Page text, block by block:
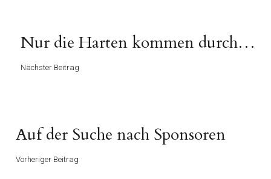
Beitragsnavigation
Nächster
Beitrag
Nur die Harten kommen durch…
Nächster Beitrag
Vorheriger
Beitrag
Auf der Suche nach Sponsoren
Vorheriger Beitrag